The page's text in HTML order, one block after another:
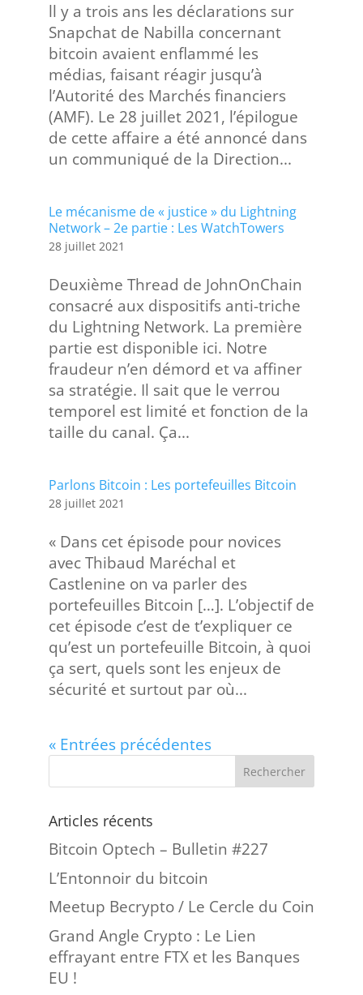
ll y a trois ans les déclarations sur
Snapchat de Nabilla concernant
bitcoin avaient enflammé les
médias, faisant réagir jusqu’à
l’Autorité des Marchés financiers
(AMF). Le 28 juillet 2021, l’épilogue
de cette affaire a été annoncé dans
un communiqué de la Direction...
Le mécanisme de « justice » du Lightning
Network – 2e partie : Les WatchTowers
28 juillet 2021
Deuxième Thread de JohnOnChain
consacré aux dispositifs anti-triche
du Lightning Network. La première
partie est disponible ici. Notre
fraudeur n’en démord et va affiner
sa stratégie. Il sait que le verrou
temporel est limité et fonction de la
taille du canal. Ça...
Parlons Bitcoin : Les portefeuilles Bitcoin
28 juillet 2021
« Dans cet épisode pour novices
avec Thibaud Maréchal et
Castlenine on va parler des
portefeuilles Bitcoin […]. L’objectif de
cet épisode c’est de t’expliquer ce
qu’est un portefeuille Bitcoin, à quoi
ça sert, quels sont les enjeux de
sécurité et surtout par où...
« Entrées précédentes
Articles récents
Bitcoin Optech – Bulletin #227
L’Entonnoir du bitcoin
Meetup Becrypto / Le Cercle du Coin
Grand Angle Crypto : Le Lien
effrayant entre FTX et les Banques
EU !